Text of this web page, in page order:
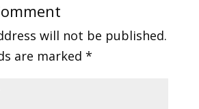
will not be published.
are marked *